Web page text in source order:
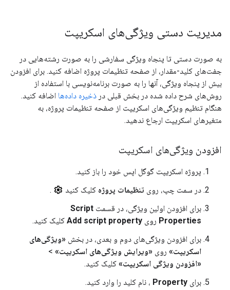
مدیریت دستی ویژگی‌های اسکریپت
به صورت دستی تا پنجاه ویژگی سفارشی را به صورت رشته‌هایی در
جفت‌های کلید-مقدار، از صفحه تنظیمات پروژه اضافه کنید. برای افزودن
بیش از پنجاه ویژگی، آنها را به صورت برنامه‌نویسی با استفاده از
روش‌های شرح داده شده در بخش قبلی در ذخیره داده‌ها اضافه کنید.
هنگام تنظیم ویژگی‌های اسکریپت از صفحه تنظیمات پروژه، به
متغیرهای اسکریپت ارجاع ندهید.
افزودن ویژگی‌های اسکریپت
پروژه اسکریپت گوگل اپس خود را باز کنید.
در سمت چپ، روی تنظیمات پروژه کلیک کنید
.
برای افزودن اولین ویژگی، در قسمت Script
Properties روی Add script property کلیک کنید.
برای افزودن ویژگی‌های دوم و بعدی، در بخش «ویژگی‌های
اسکریپت» روی «ویرایش ویژگی‌های اسکریپت» >
«افزودن ویژگی اسکریپت» کلیک کنید.
برای Property ، نام کلید را وارد کنید.